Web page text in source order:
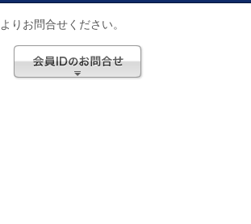
りお問合せください。